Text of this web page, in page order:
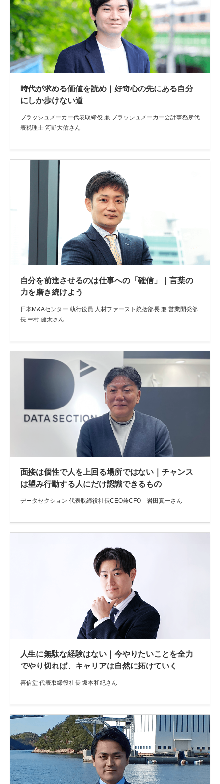
時代が求める価値を読め｜好奇心の先にある自分
にしか歩けない道
ブラッシュメーカー代表取締役 兼 ブラッシュメーカー会計事務所代
表税理士 河野大佑さん
自分を前進させるのは仕事への「確信」｜言葉の
力を磨き続けよう
日本M&Aセンター 執行役員 人材ファースト統括部長 兼 営業開発部
長 中村 健太さん
面接は個性で人を上回る場所ではない｜チャンス
は望み行動する人にだけ認識できるもの
データセクション 代表取締役社長CEO兼CFO 岩田真一さん
人生に無駄な経験はない｜今やりたいことを全力
でやり切れば、キャリアは自然に拓けていく
喜信堂 代表取締役社長 坂本和紀さん